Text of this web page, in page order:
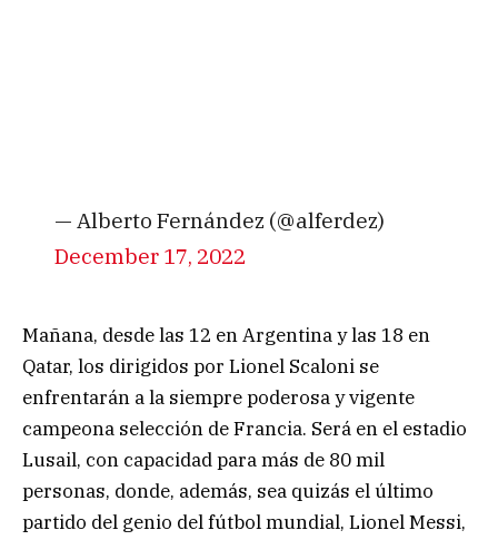
— Alberto Fernández (@alferdez)
December 17, 2022
Mañana, desde las 12 en Argentina y las 18 en
Qatar, los dirigidos por Lionel Scaloni se
enfrentarán a la siempre poderosa y vigente
campeona selección de Francia. Será en el estadio
Lusail, con capacidad para más de 80 mil
personas, donde, además, sea quizás el último
partido del genio del fútbol mundial, Lionel Messi,